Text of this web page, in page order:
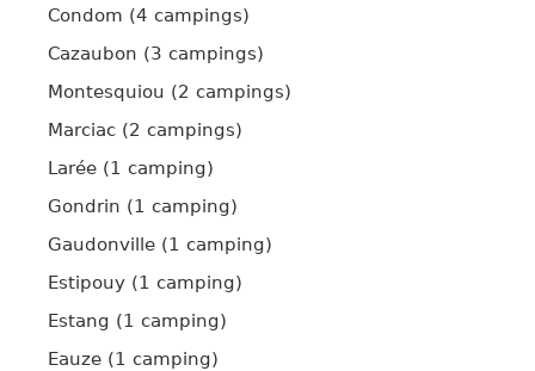
Condom (4 campings)
Cazaubon (3 campings)
Montesquiou (2 campings)
Marciac (2 campings)
Larée (1 camping)
Gondrin (1 camping)
Gaudonville (1 camping)
Estipouy (1 camping)
Estang (1 camping)
Eauze (1 camping)